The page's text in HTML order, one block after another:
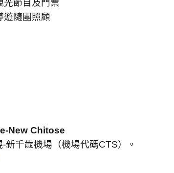
光節目及門票
遊隨團照顧
New Chitose
-新千歲機場（機場代碼CTS）
。